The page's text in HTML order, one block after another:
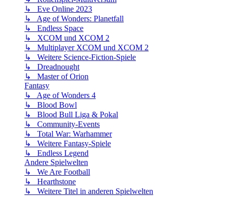
↳ Eve Online 2023
↳ Age of Wonders: Planetfall
↳ Endless Space
↳ XCOM und XCOM 2
↳ Multiplayer XCOM und XCOM 2
↳ Weitere Science-Fiction-Spiele
↳ Dreadnought
↳ Master of Orion
Fantasy
↳ Age of Wonders 4
↳ Blood Bowl
↳ Blood Bull Liga & Pokal
↳ Community-Events
↳ Total War: Warhammer
↳ Weitere Fantasy-Spiele
↳ Endless Legend
Andere Spielwelten
↳ We Are Football
↳ Hearthstone
↳ Weitere Titel in anderen Spielwelten